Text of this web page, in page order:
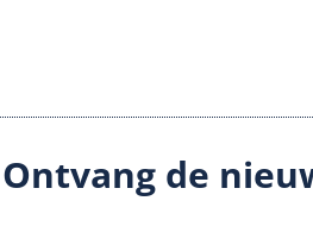
Ontvang de